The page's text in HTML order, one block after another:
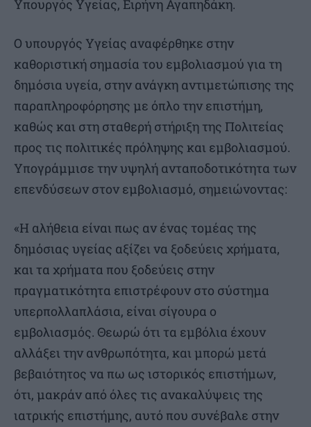
Υπουργός Υγείας, Ειρήνη Αγαπηδάκη.
Ο υπουργός Υγείας αναφέρθηκε στην
καθοριστική σημασία του εμβολιασμού για τη
δημόσια υγεία, στην ανάγκη αντιμετώπισης της
παραπληροφόρησης με όπλο την επιστήμη,
καθώς και στη σταθερή στήριξη της Πολιτείας
προς τις πολιτικές πρόληψης και εμβολιασμού.
Υπογράμμισε την υψηλή ανταποδοτικότητα των
επενδύσεων στον εμβολιασμό, σημειώνοντας:
«Η αλήθεια είναι πως αν ένας τομέας της
δημόσιας υγείας αξίζει να ξοδεύεις χρήματα,
και τα χρήματα που ξοδεύεις στην
πραγματικότητα επιστρέφουν στο σύστημα
υπερπολλαπλάσια, είναι σίγουρα ο
εμβολιασμός. Θεωρώ ότι τα εμβόλια έχουν
αλλάξει την ανθρωπότητα, και μπορώ μετά
βεβαιότητος να πω ως ιστορικός επιστήμων,
ότι, μακράν από όλες τις ανακαλύψεις της
ιατρικής επιστήμης, αυτό που συνέβαλε στην